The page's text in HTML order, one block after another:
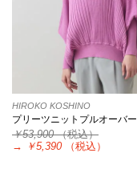
HIROKO KOSHINO
プリーツニットプルオーバー
￥53,900（税込）
→
￥5,390 （税込）